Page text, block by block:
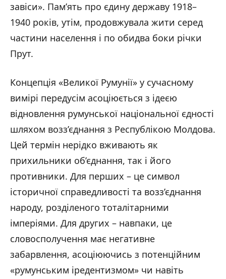
завіси». Пам’ять про єдину державу 1918–
1940 років, утім, продовжувала жити серед
частини населення і по обидва боки річки
Прут.
Концепція «Великої Румунії» у сучасному
вимірі передусім асоціюється з ідеєю
відновлення румунської національної єдності
шляхом возз’єднання з Республікою Молдова.
Цей термін нерідко вживають як
прихильники об’єднання, так і його
противники. Для перших – це символ
історичної справедливості та возз’єднання
народу, розділеного тоталітарними
імперіями. Для других – навпаки, це
словосполучення має негативне
забарвлення, асоціюючись з потенційним
«румунським іредентизмом» чи навіть